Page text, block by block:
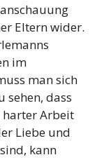
Eltern wider.
im
man sich
sehen, dass
harter Arbeit
Liebe und
kann